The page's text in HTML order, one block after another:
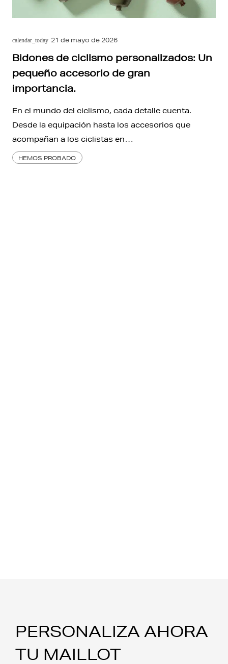
calendar_today 21 de mayo de 2026
Bidones de ciclismo personalizados: Un
pequeño accesorio de gran
importancia.
En el mundo del ciclismo, cada detalle cuenta.
Desde la equipación hasta los accesorios que
acompañan a los ciclistas en…
HEMOS PROBADO
PERSONALIZA AHORA
TU MAILLOT